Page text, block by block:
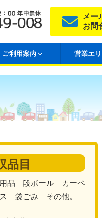
メー
お問
ご利用案内 営業エ
品目
品 段ボール カーペ
袋ごみ その他。